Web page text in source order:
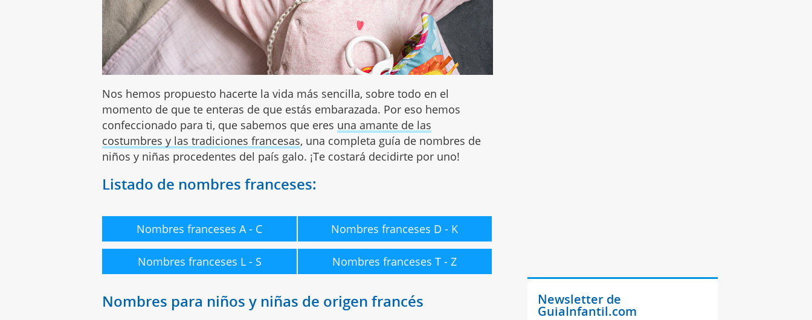
Nos hemos propuesto hacerte la vida más sencilla, sobre todo en el
momento de que te enteras de que estás embarazada. Por eso hemos
confeccionado para ti, que sabemos que eres una amante de las
costumbres y las tradiciones francesas, una completa guía de nombres de
niños y niñas procedentes del país galo. ¡Te costará decidirte por uno!
Listado de nombres franceses:
Nombres franceses A - C Nombres franceses D - K
Nombres franceses L - S Nombres franceses T - Z
Nombres para niños y niñas de origen francés Newsletter de
GuiaInfantil.com